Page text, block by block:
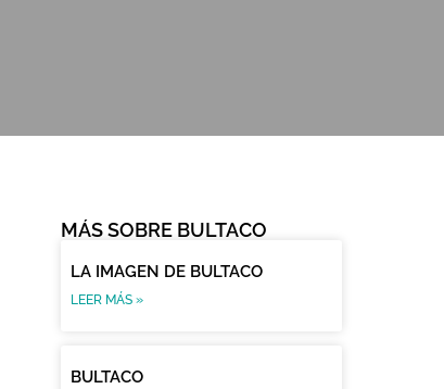
MÁS SOBRE BULTACO
LA IMAGEN DE BULTACO
LEER MÁS »
BULTACO